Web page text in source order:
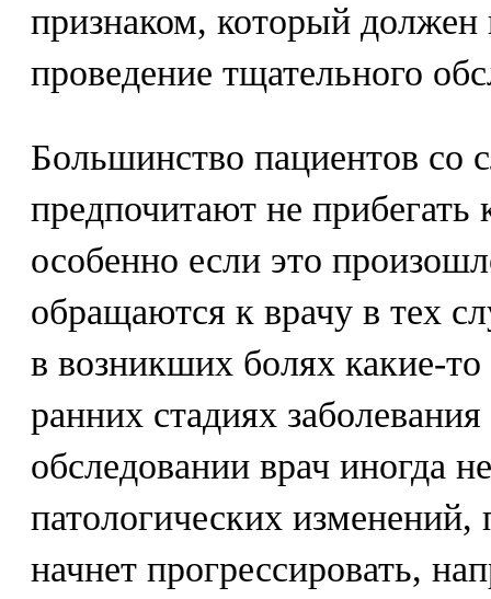
признаком, который должен
проведение тщательного
Большинство пациентов со
предпочитают не
особенно если это
обращаются к врачу в тех
в возникших болях какие-
ранних стадиях
обследовании врач иногда
патологических изменений,
начнет прогрессировать,